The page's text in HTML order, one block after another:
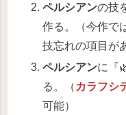
ペルシアンの技
作る。（今作で
技忘れの項目が
ペルシアンに『
る。（ カラフシ
可能）